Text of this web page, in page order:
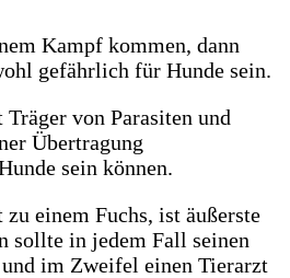
Kampf kommen, dann
gefährlich für Hunde sein.
von Parasiten und
Übertragung
sein können.
einem Fuchs, ist äußerste
sollte in jedem Fall seinen
im Zweifel einen Tierarzt